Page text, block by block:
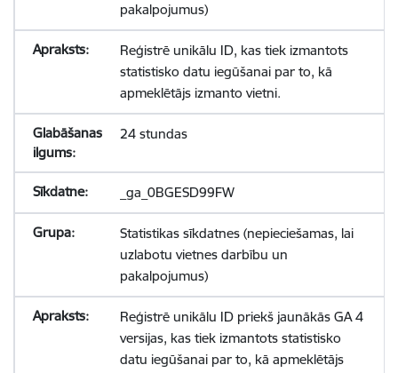
pakalpojumus)
Reģistrē unikālu ID, kas tiek izmantots
statistisko datu iegūšanai par to, kā
apmeklētājs izmanto vietni.
24 stundas
_ga_0BGESD99FW
Statistikas sīkdatnes (nepieciešamas, lai
uzlabotu vietnes darbību un
pakalpojumus)
Reģistrē unikālu ID priekš jaunākās GA 4
versijas, kas tiek izmantots statistisko
datu iegūšanai par to, kā apmeklētājs